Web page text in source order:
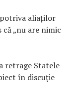
aliaților
„nu are nimic
retrage Statele
în discuție